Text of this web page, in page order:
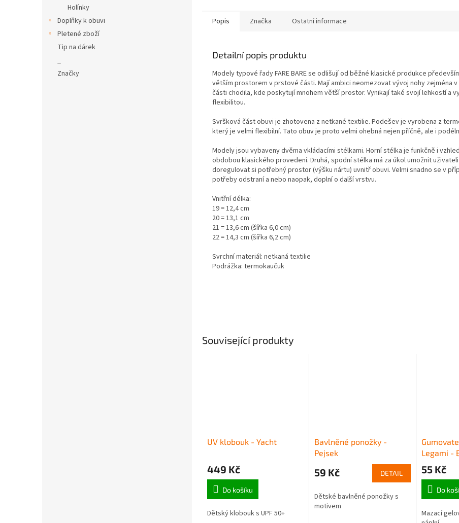
Holínky
Doplňky k obuvi
Pletené zboží
Tip na dárek
_
Značky
Související produkty
UV klobouk - Yacht
449 Kč
Do košíku
Dětský klobouk s UPF 50+
Bavlněné ponožky -
Pejsek
59 Kč DETAIL
Dětské bavlněné ponožky s
motivem
Legami -
55 Kč
Do
Mazací
Popis Značka Ostatní informace
Detailní popis produktu
Modely typové řady FARE BARE se odlišují od běžné klasické produkce
větším prostorem v prstové části. Mají ambici neomezovat vývoj nohy zejména
části chodila, kde poskytují mnohem větší prostor. Vynikají také svojí lehkostí a
flexibilitou.
Svršková část obuvi je zhotovena z netkané textilie. Podešev je vyrobena z
který je velmi flexibilní. Tato obuv je proto velmi ohebná nejen příčně, ale i
Modely jsou vybaveny dvěma vkládacími stélkami. Horní stélka je funkčně i
obdobou klasického provedení. Druhá, spodní stélka má za úkol umožnit uživateli
doregulovat si potřebný prostor (výšku nártu) uvnitř obuvi. Velmi snadno se v
potřeby odstraní a nebo naopak, doplní o další vrstvu.
Vnitřní délka:
19 = 12,4 cm
20 = 13,1 cm
21 = 13,6 cm (šířka 6,0 cm)
22 = 14,3 cm (šířka 6,2 cm)
Svrchní materiál: netkaná textilie
Podrážka: termokaučuk